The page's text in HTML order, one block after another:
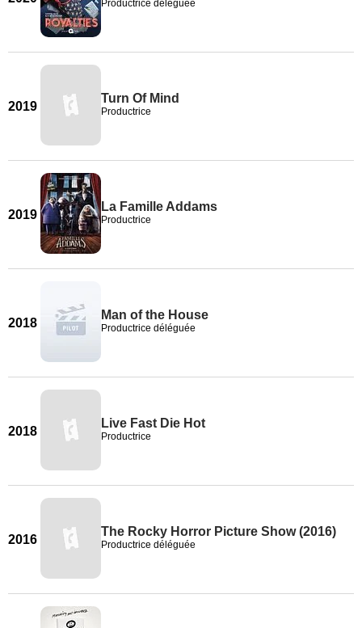
Productrice déléguée
2019
Turn Of Mind
Productrice
2019
La Famille Addams
Productrice
2018
Man of the House
Productrice déléguée
2018
Live Fast Die Hot
Productrice
2016
The Rocky Horror Picture Show (2016)
Productrice déléguée